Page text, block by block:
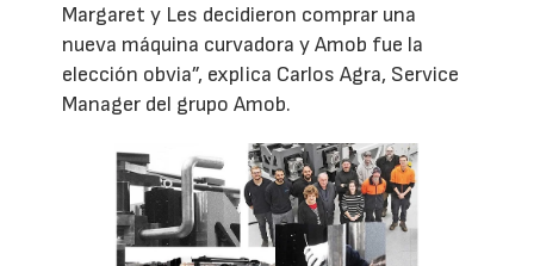
Margaret y Les decidieron comprar una
nueva máquina curvadora y Amob fue la
elección obvia”, explica Carlos Agra, Service
Manager del grupo Amob.